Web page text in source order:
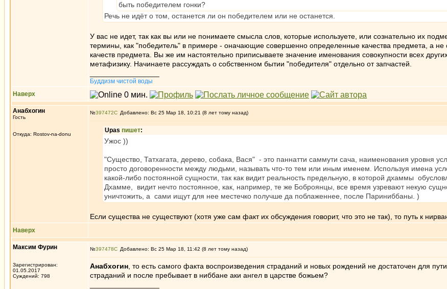
быть победителем гонки?
Речь не идёт о том, останется ли он победителем или не останется.
У вас не идет, так как вы или не понимаете смысла слов, которые используете, или сознательно их
термины, как "победитель" в примере - оначающие совершенно определенные качества предмета, а
качеств предмета. Вы же им настоятельно приписываете значение именования совокупности всех
метафизику. Начинаете рассуждать о собственном бытии "победителя" отдельно от запчастей.
Буддизм чистой воды
Наверх
Анабхогин
Гость
Откуда: Rostov-na-donu
№397472 Добавлено: Вс 25 Мар 18, 10:21 (8 лет тому назад)
Upas пишет:
Ужос ))
"Существо, Татхагата, дерево, собака, Вася" - это паннатти саммути сача, наименования уровня
просто договоренности между людьми, называть что-то тем или иным именем. Используя имена
какой-либо постоянной сущности, так как видит реальность предельную, в которой дхаммы
Дхамме, видит нечто постоянное, как, например, те же Боброянцы, все время узревают некую
уничтожить, а сами ищут для нее местечко получше да поблаженнее, после Париниббаны. )
Если существа не существуют (хотя уже сам факт их обсуждения говорит, что это не так), то путь к
Наверх
Максим Фурин
Зарегистрирован:
01.05.2017
Суждений: 798
№397478 Добавлено: Вс 25 Мар 18, 11:42 (8 лет тому назад)
Анабхогин , то есть самого факта воспроизведения страданий и новых рождений не достаточен для
страданий и после пребывает в ниббане аки ангел в царстве божьем?